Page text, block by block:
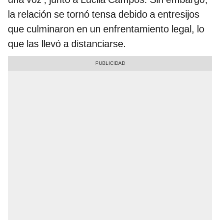
la relación se tornó tensa debido a entresijos
que culminaron en un enfrentamiento legal, lo
que las llevó a distanciarse.